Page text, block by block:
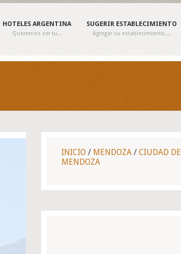
HOTELES ARGENTINA
Queremos ser tu...
SUGERIR ESTABLECIMIENTO
Agregar su establecimiento....
INICIO / MENDOZA / CIUDAD DE
MENDOZA